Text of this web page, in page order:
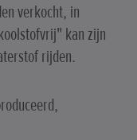
verkocht, in
kan zijn
rijden.